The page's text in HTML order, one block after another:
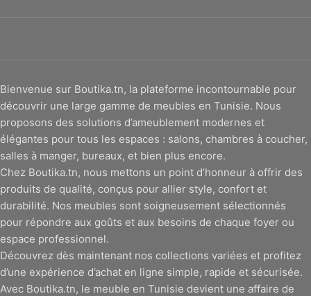
Bienvenue sur Boutika.tn, la plateforme incontournable pour
découvrir une large gamme de meubles en Tunisie. Nous
proposons des solutions d’ameublement modernes et
élégantes pour tous les espaces : salons, chambres à coucher,
salles à manger, bureaux, et bien plus encore.
Chez Boutika.tn, nous mettons un point d’honneur à offrir des
produits de qualité, conçus pour allier style, confort et
durabilité. Nos meubles sont soigneusement sélectionnés
pour répondre aux goûts et aux besoins de chaque foyer ou
espace professionnel.
Découvrez dès maintenant nos collections variées et profitez
d’une expérience d’achat en ligne simple, rapide et sécurisée.
Avec Boutika.tn, le meuble en Tunisie devient une affaire de